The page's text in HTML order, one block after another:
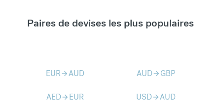
Paires de devises les plus populaires
EURarrow_forwardAUD AUDarrow_forward GBP
AEDarrow_forward EUR USDarrow_forwardAUD